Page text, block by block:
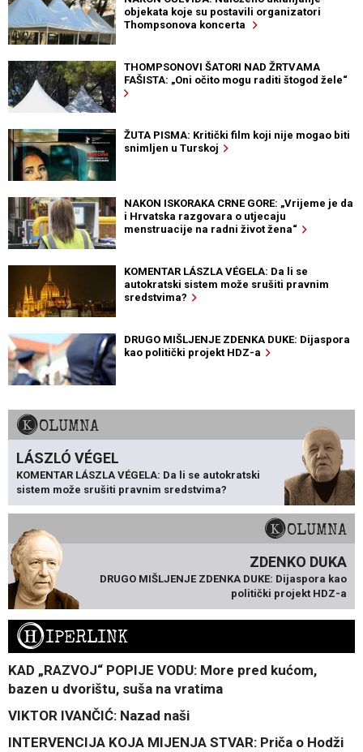
objekata koje su postavili organizatori
Thompsonova koncerta
THOMPSONOVI ŠATORI NAD ŽRTVAMA
FAŠISTA: „Oni očito mogu raditi štogod žele“
ŽUTA PISMA: Kritički film koji nije mogao biti
snimljen u Turskoj
NAKON ISKORAKA CRNE GORE: „Vrijeme je da
i Hrvatska razgovara o utjecaju
menstruacije na radni život žena“
KOMENTAR LÁSZLA VÉGELA: Da li se
autokratski sistem može srušiti pravnim
sredstvima?
DRUGO MIŠLJENJE ZDENKA DUKE: Dijaspora
kao politički projekt HDZ-a
KOLUMNA
LÁSZLÓ VÉGEL
KOMENTAR LÁSZLA VÉGELA: Da li se autokratski
sistem može srušiti pravnim sredstvima?
KOLUMNA
ZDENKO DUKA
DRUGO MIŠLJENJE ZDENKA DUKE: Dijaspora kao
politički projekt HDZ-a
HIPERLINK
KAD „RAZVOJ“ POPIJE VODU: More pred kućom,
bazen u dvorištu, suša na vratima
VIKTOR IVANČIĆ: Nazad naši
INTERVENCIJA KOJA MIJENJA STVAR: Priča o Hodži